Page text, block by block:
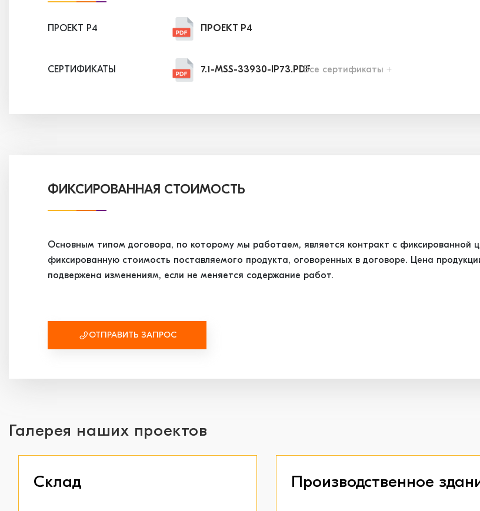
ПРОЕКТ P4 ПРОЕКТ P4
СЕРТИФИКАТЫ 7.1-MSS-33930-IP73.PDF
7.6-MSS-35248-IP83.PDF
Все сертификаты +
ФИКСИРОВАННАЯ СТОИМОСТЬ
Основным типом договора, по которому мы работаем, является контракт с фиксированной
фиксированную стоимость поставляемого продукта, оговоренных в договоре. Цена
подвержена изменениям, если не меняется содержание работ.
ОТПРАВИТЬ ЗАПРОС
Галерея наших проектов
Склад Производственное